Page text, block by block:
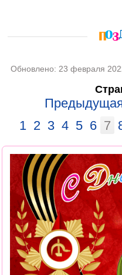
Обновлено: 23 февраля
1 2 3 4 5 6 7